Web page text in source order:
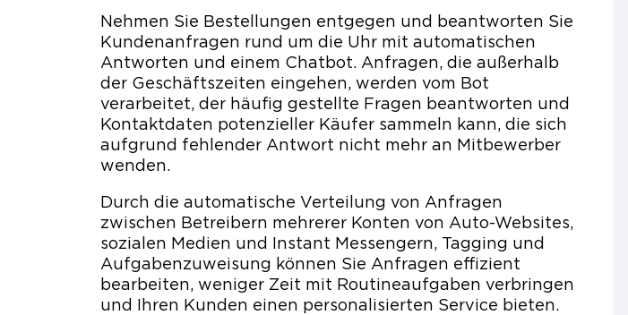
Nehmen Sie Bestellungen entgegen und beantworten Sie
Kundenanfragen rund um die Uhr mit automatischen
Antworten und einem Chatbot. Anfragen, die außerhalb
der Geschäftszeiten eingehen, werden vom Bot
verarbeitet, der häufig gestellte Fragen beantworten und
Kontaktdaten potenzieller Käufer sammeln kann, die sich
aufgrund fehlender Antwort nicht mehr an Mitbewerber
wenden.
Durch die automatische Verteilung von Anfragen
zwischen Betreibern mehrerer Konten von Auto-Websites,
sozialen Medien und Instant Messengern, Tagging und
Aufgabenzuweisung können Sie Anfragen effizient
bearbeiten, weniger Zeit mit Routineaufgaben verbringen
und Ihren Kunden einen personalisierten Service bieten.